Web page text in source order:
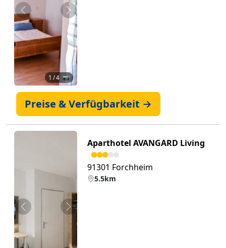
Zurück Weiter
1 / 4 📷
Preise & Verfügbarkeit →
Zurück Weiter
Aparthotel AVANGARD Living
91301 Forchheim
5.5km